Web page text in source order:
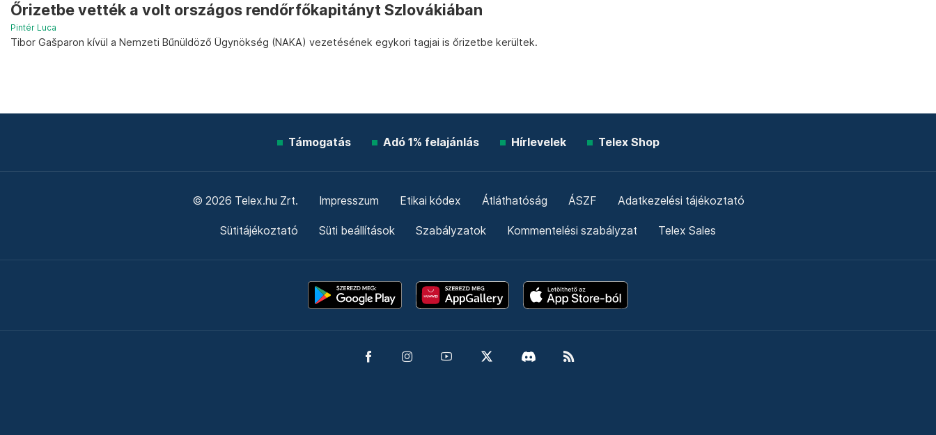
Őrizetbe vették a volt országos rendőrfőkapitányt Szlovákiában
Pintér Luca
Tibor Gašparon kívül a Nemzeti Bűnüldöző Ügynökség (NAKA) vezetésének egykori tagjai is őrizetbe kerültek.
Támogatás Adó 1% felajánlás Hírlevelek Telex Shop
© 2026 Telex.hu Zrt. Impresszum Etikai kódex Átláthatóság ÁSZF Adatkezelési tájékoztató
Sütitájékoztató Süti beállítások Szabályzatok Kommentelési szabályzat Telex Sales